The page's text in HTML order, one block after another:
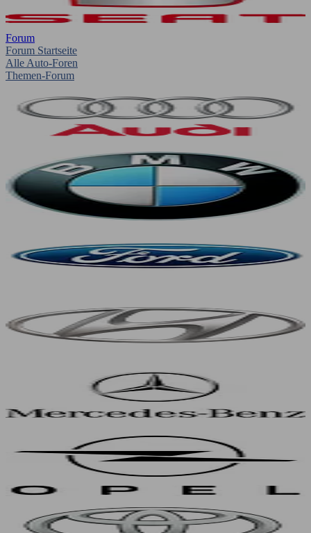
Forum
Forum Startseite
Alle Auto-Foren
Themen-Forum